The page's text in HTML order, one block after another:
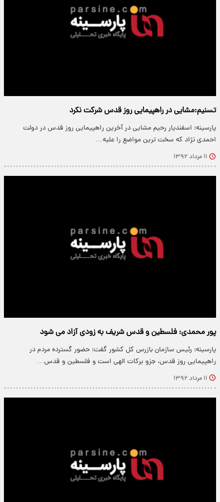
تسنیم:مشایی در راهپیمایی روز قدس شرکت نکرد
پارسینه: اسفندیار رحیم مشایی در آخرین راهپیمایی روز قدس در دولت
احمدی نژاد که سخت ترین مواضع را علیه…
۱۱ مرداد ۱۳۹۲
پور محمدی: فلسطین و قدس شریف به زودی آزاد می شود
پارسینه: رئیس سازمان بازرس کل کشور گفت: حضور گسترده مردم در
راهپیمایی روز قدس، جزو برکات الهی است و فلسطین و قدس…
۱۱ مرداد ۱۳۹۲